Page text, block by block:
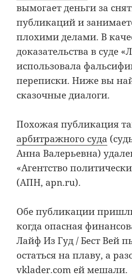
вымогает деньги за
публикаций и
плохими делами. В
доказательства в суде
использовала
переписки. Ниже вы
сказочные диалоги.
Похожая публикация
арбитражного суда
Анна Валерьевна)
«Агентство
(АПН, apn.ru).
Обе публикации
когда опасная
Лайф Из Гуд / Бест Вей
остаться на плаву, а
vklader.com ей мешали.